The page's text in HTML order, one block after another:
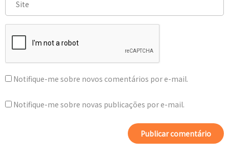
Notifique-me sobre novos comentários por e-mail.
Notifique-me sobre novas publicações por e-mail.